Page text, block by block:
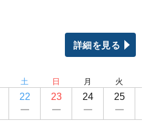
詳細を見る
土
22
日
23
月
24
火
25